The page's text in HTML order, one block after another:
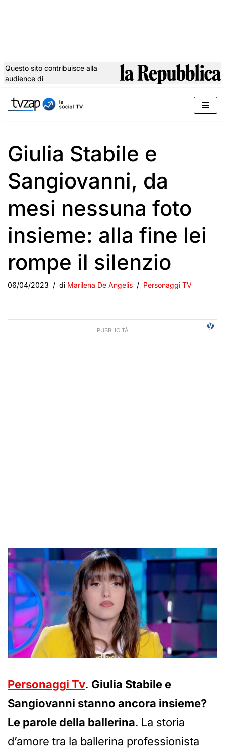
al
Questo sito contribuisce alla
audience di
Giulia Stabile e
Sangiovanni, da
mesi nessuna foto
insieme: alla fine lei
rompe il silenzio
06/04/2023 di Marilena De Angelis Personaggi TV
Personaggi Tv. Giulia Stabile e
Sangiovanni stanno ancora insieme?
Le parole della ballerina. La storia
d’amore tra la ballerina professionista